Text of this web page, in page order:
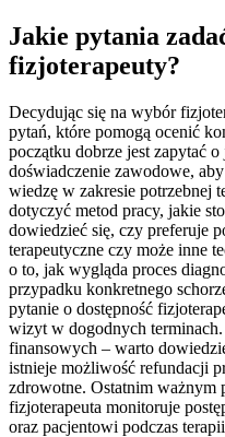
Jakie pytania
fizjoterapeuty?
Decydując się na wybór
pytań, które pomogą ocenić
początku dobrze jest zapytać
doświadczenie zawodowe,
wiedzę w zakresie potrzebnej
dotyczyć metod pracy, jakie
dowiedzieć się, czy preferuje
terapeutyczne czy może inne
o to, jak wygląda proces
przypadku konkretnego
pytanie o dostępność
wizyt w dogodnych
finansowych – warto
istnieje możliwość refundacji
zdrowotne. Ostatnim ważnym
fizjoterapeuta monitoruje
oraz pacjentowi podczas